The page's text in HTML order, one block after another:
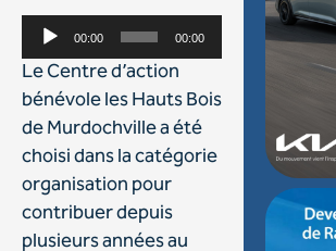
Lecteur
audio
00:00 00:00
Le Centre d’action
bénévole les Hauts Bois
de Murdochville a été
choisi dans la catégorie
organisation pour
contribuer depuis
plusieurs années au